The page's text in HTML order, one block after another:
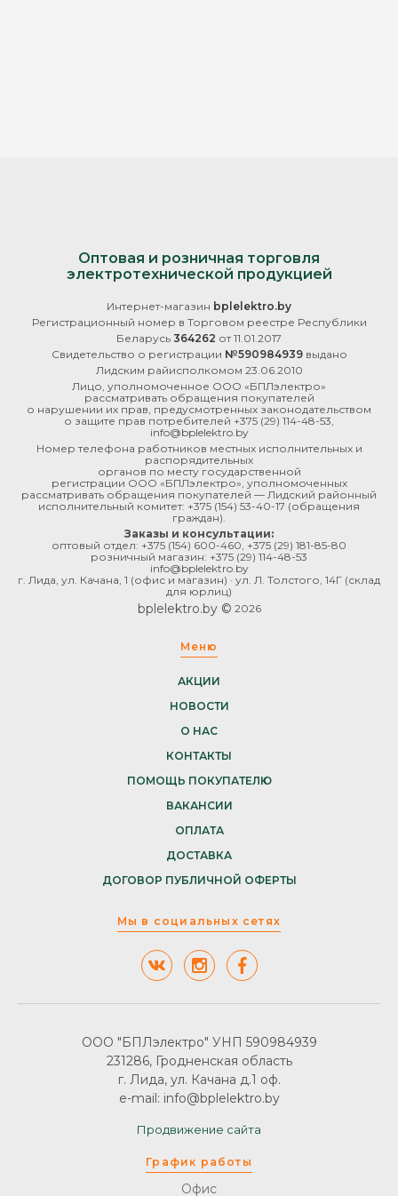
Оптовая и розничная торговля
электротехнической продукцией
Интернет-магазин bplelektro.by
Регистрационный номер в Торговом реестре Республики
Беларусь 364262 от 11.01.2017
Свидетельство о регистрации №590984939выдано
Лидским райисполкомом 23.06.2010
Лицо, уполномоченное ООО «БПЛэлектро»
рассматривать обращения покупателей
о нарушении их прав, предусмотренных законодательством
о защите прав потребителей +375 (29) 114-48-53
info@bplelektro.by
Номер телефона работников местных исполнительных и
распорядительных
органов по месту государственной
регистрации ООО «БПЛэлектро», уполномоченных
рассматривать обращения покупателей — Лидский районный
исполнительный комитет: +375 (154) 53-40-17 (обращения
граждан).
Заказы и консультации:
оптовый отдел: +375 (154) 600-460 +375 (29) 181-85-80
розничный магазин: +375 (29) 114-48-53
info@bplelektro.by
г. Лида, ул. Качана, 1 (офис и магазин) · ул. Л. Толстого, 14Г (склад
для юрлиц)
bplelektro.by © 2026
Меню
АКЦИИ
НОВОСТИ
О НАС
КОНТАКТЫ
ПОМОЩЬ ПОКУПАТЕЛЮ
ВАКАНСИИ
ОПЛАТА
ДОСТАВКА
ДОГОВОР ПУБЛИЧНОЙ ОФЕРТЫ
Мы в социальных сетях
График работы
Офис
ООО "БПЛэлектро" УНП 590984939
231286, Гродненская область
г. Лида, ул. Качана д.1 оф.
e-mail: info@bplelektro.by
Продвижение сайта